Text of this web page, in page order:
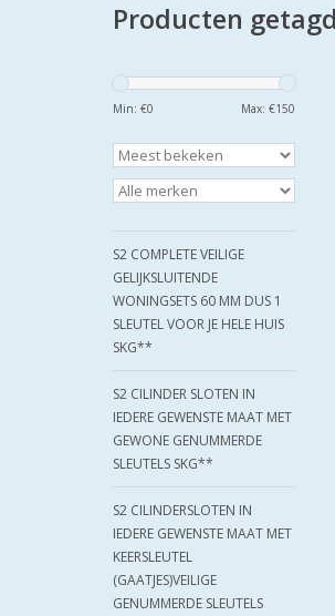
Producten
Min: €0 Max: €150
S2 COMPLETE VEILIGE
GELIJKSLUITENDE
WONINGSETS 60 MM DUS 1
SLEUTEL VOOR JE HELE HUIS
SKG**
S2 CILINDER SLOTEN IN
IEDERE GEWENSTE MAAT MET
GEWONE GENUMMERDE
SLEUTELS SKG**
S2 CILINDERSLOTEN IN
IEDERE GEWENSTE MAAT MET
KEERSLEUTEL
(GAATJES)VEILIGE
GENUMMERDE SLEUTELS